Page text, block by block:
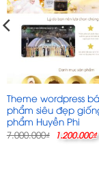
Theme wordpress
phẩm siêu đẹp
phẩm Huyền Phi
7.000.000₫ Giá
gốc
1.200.000₫